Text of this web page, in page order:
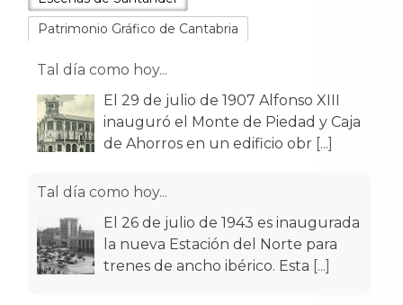
Patrimonio Gráfico de Cantabria
Tal día como hoy...
El 29 de julio de 1907 Alfonso XIII
inauguró el Monte de Piedad y Caja
de Ahorros en un edificio obr [...]
Tal día como hoy...
El 26 de julio de 1943 es inaugurada
la nueva Estación del Norte para
trenes de ancho ibérico. Esta [...]